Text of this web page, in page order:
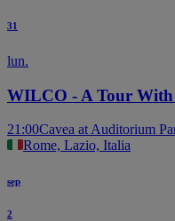
31
lun.
WILCO - A Tour
21:00Cavea at Auditorium
Rome, Lazio, Italia
sep
2